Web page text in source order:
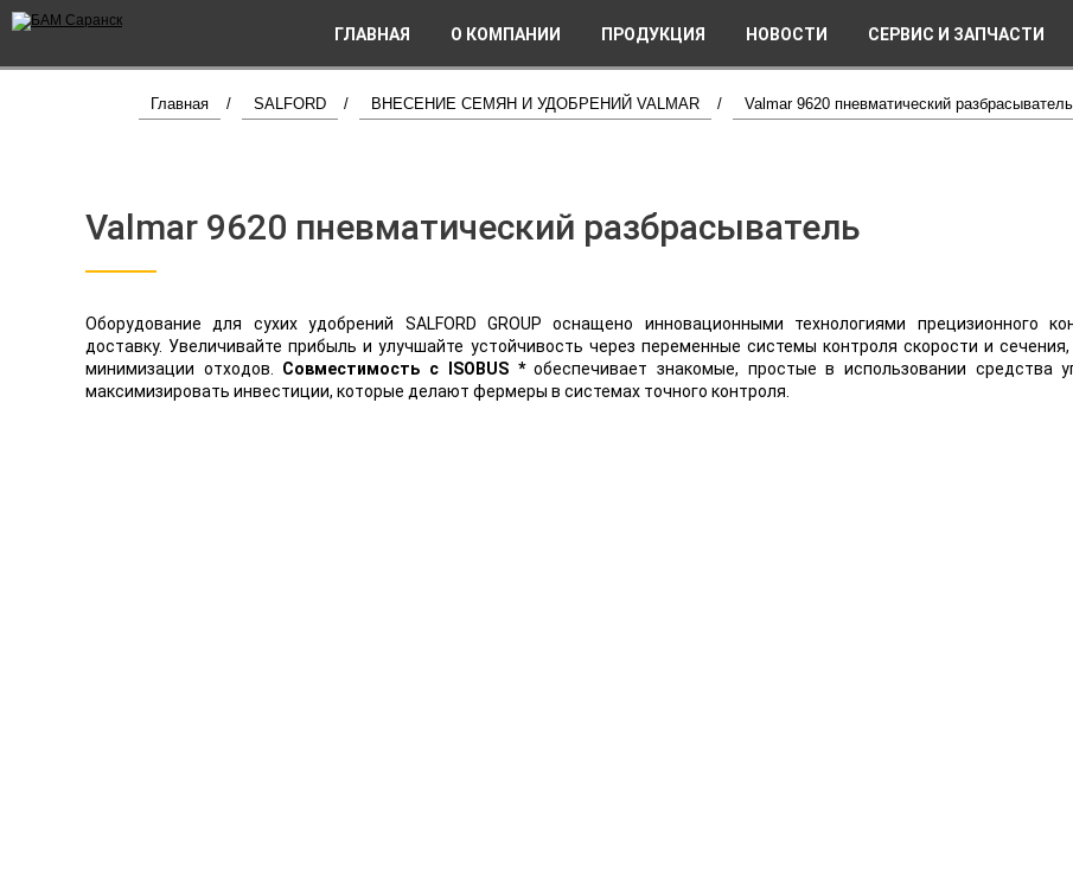
ГЛАВНАЯ О КОМПАНИИ ПРОДУКЦИЯ НОВОСТИ СЕРВИС И ЗАПЧАСТИ
Главная / SALFORD / ВНЕСЕНИЕ СЕМЯН И УДОБРЕНИЙ VALMAR / Valmar 9620 пневматический разбрасыватель
Valmar 9620 пневматический разбрасыватель
Оборудование для сухих удобрений SALFORD GROUP оснащено инновационными технологиями прецизионного
доставку. Увеличивайте прибыль и улучшайте устойчивость через переменные системы контроля скорости и
минимизации отходов. Совместимость с ISOBUS *обеспечивает знакомые, простые в использовании средства
максимизировать инвестиции, которые делают фермеры в системах точного контроля.